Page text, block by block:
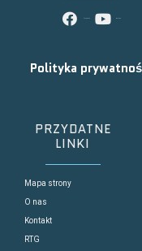
Polityka
PRZYDATNE
LINKI
Mapa strony
O nas
Kontakt
RTG